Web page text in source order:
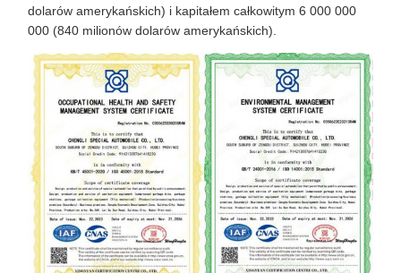
dolarów amerykańskich) i kapitałem całkowitym 6 000 000
000 (840 milionów dolarów amerykańskich).